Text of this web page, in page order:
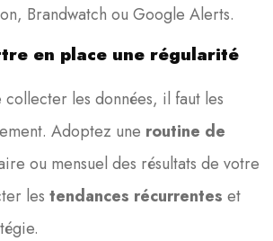
Brandwatch ou Google Alerts.
en place une régularité
collecter les données, il faut les
Adoptez une routine de
ou mensuel des résultats de votre
les tendances récurrentes et